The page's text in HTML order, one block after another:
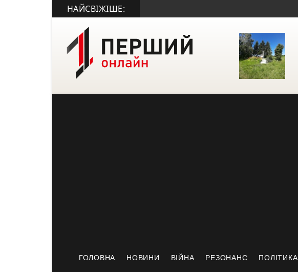
НАЙСВІЖІШЕ:
ГОЛОВНА НОВИНИ ВІЙНА РЕЗОНАНС ПОЛІТИКА